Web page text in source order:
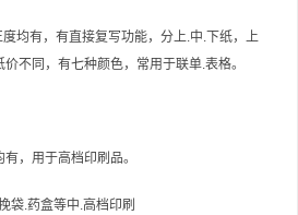
均有，有直接复写功能，分上.中.下纸，上
不同，有七种颜色，常用于联单.表格。
，用于高档印刷品。
袋.药盒等中.高档印刷